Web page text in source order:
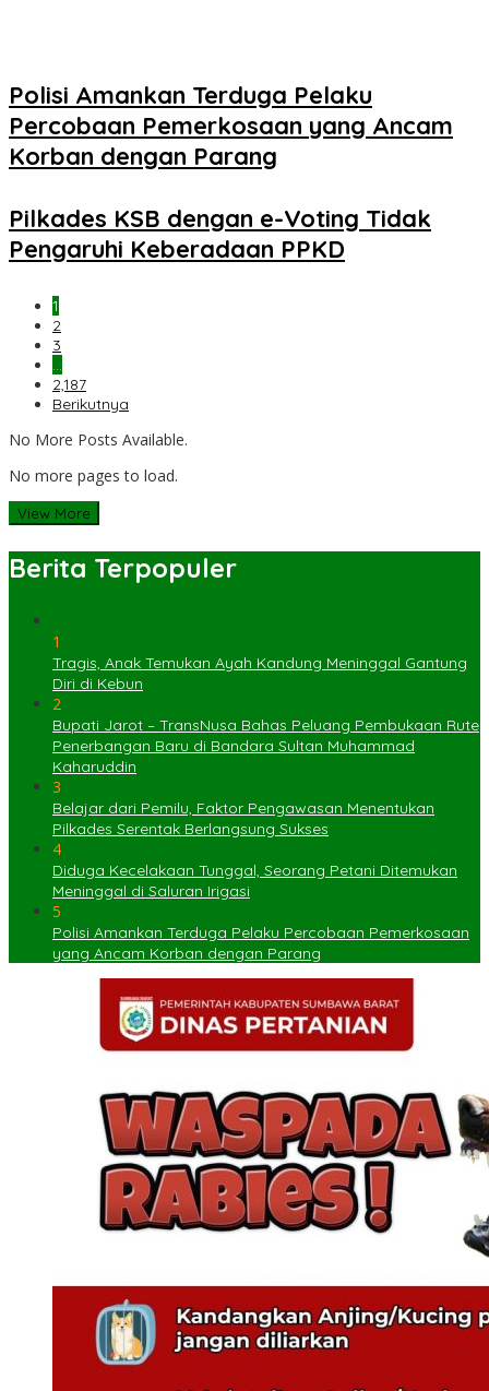
Polisi Amankan Terduga Pelaku
Percobaan Pemerkosaan yang Ancam
Korban dengan Parang
Pilkades KSB dengan e-Voting Tidak
Pengaruhi Keberadaan PPKD
1
2
3
…
2,187
Berikutnya
No More Posts Available.
No more pages to load.
View More
Berita Terpopuler
1
Tragis, Anak Temukan Ayah Kandung Meninggal Gantung
Diri di Kebun
2
Bupati Jarot – TransNusa Bahas Peluang Pembukaan Rute
Penerbangan Baru di Bandara Sultan Muhammad
Kaharuddin
3
Belajar dari Pemilu, Faktor Pengawasan Menentukan
Pilkades Serentak Berlangsung Sukses
4
Diduga Kecelakaan Tunggal, Seorang Petani Ditemukan
Meninggal di Saluran Irigasi
5
Polisi Amankan Terduga Pelaku Percobaan Pemerkosaan
yang Ancam Korban dengan Parang